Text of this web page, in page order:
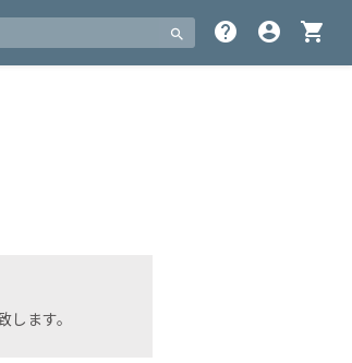
search help account_circle shopping_cart
ます。